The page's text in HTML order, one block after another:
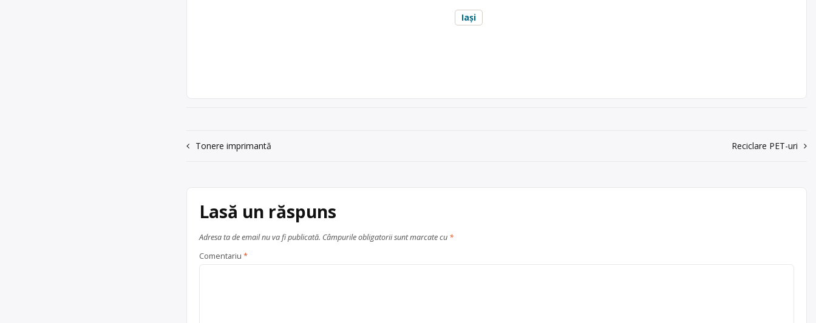
Iași
Navigare
Tonere imprimantă Reciclare PET-uri
Lasă un răspuns
Adresa ta de email nu va fi publicată. Câmpurile obligatorii sunt marcate cu *
Comentariu *